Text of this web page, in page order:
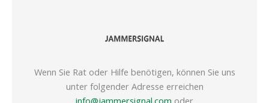
Wenn Sie Rat oder Hilfe benötigen, können Sie uns
unter folgender Adresse erreichen
info@jammersignal.com oder